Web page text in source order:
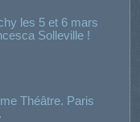
les 5 et 6 mars
Solleville !
Théâtre. Paris